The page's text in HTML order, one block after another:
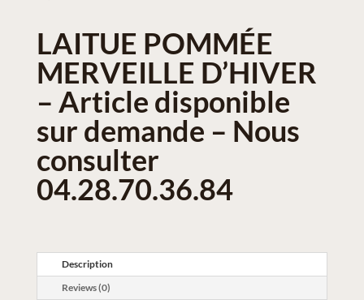
LAITUE POMMÉE
MERVEILLE D’HIVER
– Article disponible
sur demande – Nous
consulter
04.28.70.36.84
Description
Reviews (0)